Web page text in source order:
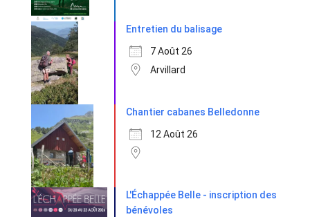
Entretien du balisage
7 Août 26
Arvillard
Chantier cabanes Belledonne
12 Août 26
L'Échappée Belle - inscription des
bénévoles